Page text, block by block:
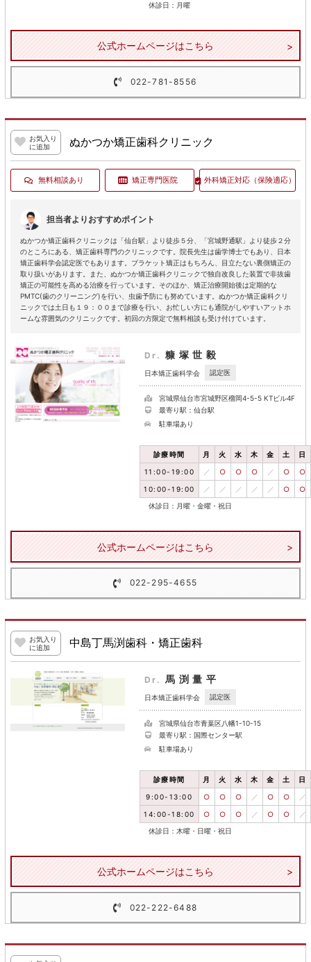
休診日：月曜
公式ホームページはこちら
022-781-8556
お気入り
に追加
ぬかつか矯正歯科クリニック
無料相談あり 矯正専門医院 外科矯正対応 （保険適応）
担当者よりおすすめポイント
ぬかつか矯正歯科クリニックは「仙台駅」より徒歩５分、「宮城野通駅」より徒歩２分
のところにある、矯正歯科専門のクリニックです。院長先生は歯学博士でもあり、日本
矯正歯科学会認定医でもあります。ブラケット矯正はもちろん、目立たない裏側矯正の
取り扱いがあります。また、ぬかつか矯正歯科クリニックで独自改良した装置で非抜歯
矯正の可能性を高める治療を行っています。そのほか、矯正治療開始後は定期的な
PMTC(歯のクリーニング)を行い、虫歯予防にも努めています。ぬかつか矯正歯科クリ
ニックでは土日も１９：００まで診療を行い、お忙しい方にも通院がしやすいアットホ
ームな雰囲気のクリニックです。初回の方限定で無料相談も受け付けています。
Dr. 糠塚世毅
日本矯正歯科学会 認定医
宮城県仙台市宮城野区榴岡4-5-5 KTビル4F
最寄り駅：仙台駅
駐車場あり
診療時間 月 火 水 木 金 土 日
11:00-19:00 ／ ○ ○ ○ ／ ○ ○
10:00-19:00 ／ ／ ／ ／ ／ ○ ○
休診日：月曜・金曜・祝日
公式ホームページはこちら
022-295-4655
お気入り
に追加
中島丁馬渕歯科・矯正歯科
Dr. 馬渕量平
日本矯正歯科学会 認定医
宮城県仙台市青葉区八幡1-10-15
最寄り駅：国際センター駅
駐車場あり
診療時間 月 火 水 木 金 土 日
9:00-13:00 ○ ○ ○ ／ ○ ○ ／
14:00-18:00 ○ ○ ○ ／ ○ ○ ／
休診日：木曜・日曜・祝日
公式ホームページはこちら
022-222-6488